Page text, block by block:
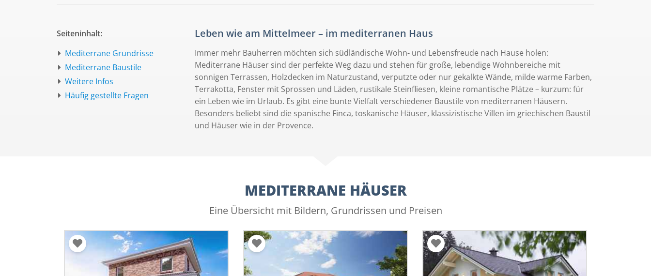
Seiteninhalt:
Mediterrane Grundrisse
Mediterrane Baustile
Weitere Infos
Häufig gestellte Fragen
Leben wie am Mittelmeer – im mediterranen Haus
Immer mehr Bauherren möchten sich südländische Wohn- und Lebensfreude nach Hause holen:
Mediterrane Häuser sind der perfekte Weg dazu und stehen für große, lebendige Wohnbereiche mit
sonnigen Terrassen, Holzdecken im Naturzustand, verputzte oder nur gekalkte Wände, milde warme Farben,
Terrakotta, Fenster mit Sprossen und Läden, rustikale Steinfliesen, kleine romantische Plätze – kurzum: für
ein Leben wie im Urlaub. Es gibt eine bunte Vielfalt verschiedener Baustile von mediterranen Häusern.
Besonders beliebt sind die spanische Finca, toskanische Häuser, klassizistische Villen im griechischen Baustil
und Häuser wie in der Provence.
MEDITERRANE HÄUSER
Eine Übersicht mit Bildern, Grundrissen und Preisen